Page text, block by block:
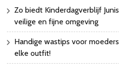
Zo biedt Kinderdagverblijf
veilige en fijne omgeving
Handige wastips voor
elke outfit!